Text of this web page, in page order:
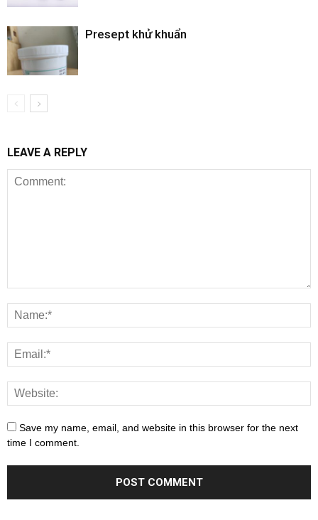
Presept khử khuẩn
LEAVE A REPLY
Save my name, email, and website in this browser for the next
time I comment.